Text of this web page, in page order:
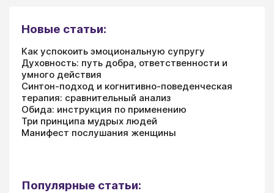
Новые статьи:
Как успокоить эмоциональную супругу
Духовность: путь добра, ответственности и
умного действия
Синтон-подход и когнитивно-поведенческая
терапия: сравнительный анализ
Обида: инструкция по применению
Три принципа мудрых людей
Манифест послушания женщины
Популярные статьи: